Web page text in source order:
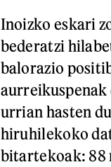
Inoizko eskari
bederatzi
balorazio
urrian hasten
hiruhilekoko
bitartekoak: 88